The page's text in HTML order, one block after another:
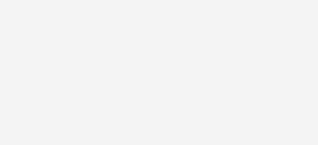
einen Aufpreis von 25% mit
(.at, .ch, .it bzw. .uk) erweitert
umfasst alle entsprechenden
des Kaufs verfügbar sind. Das
als nach deutscher Norm.